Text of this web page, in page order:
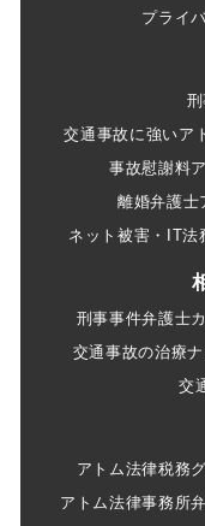
プライ
交通事故に強いア
事故慰謝料
離婚弁護士
ネット被害・IT法
刑事事件弁護士
交通事故の治療
交
アトム法律税務
アトム法律事務所